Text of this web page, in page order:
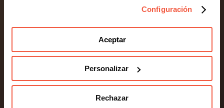
Configuración
Aceptar
Personalizar
Rechazar
Canal de Denuncias
Prevención de Riesgos Penales
Prevención de Blanqueo de Capitales
Asesoramiento Jurídico